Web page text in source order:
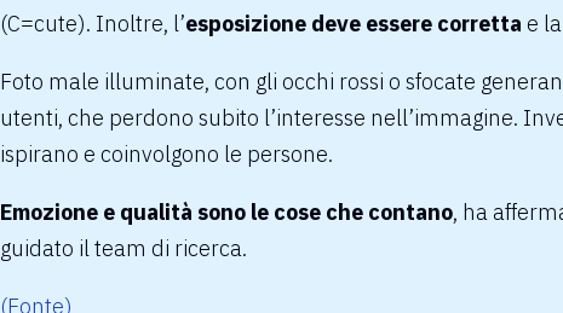
(C=cute). Inoltre, l’esposizione deve essere corretta e la
Foto male illuminate, con gli occhi rossi o sfocate
utenti, che perdono subito l’interesse nell’immagine.
ispirano e coinvolgono le persone.
Emozione e qualità sono le cose che contano, ha
guidato il team di ricerca.
(Fonte)